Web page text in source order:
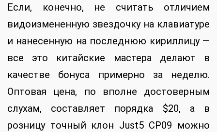
Если, конечно, не считать отличием
видоизмененную звездочку на клавиатуре
и нанесенную на последнюю кириллицу —
все это китайские мастера делают в
качестве бонуса примерно за неделю.
Оптовая цена, по вполне достоверным
слухам, составляет порядка $20, а в
розницу точный клон Just5 CP09 можно